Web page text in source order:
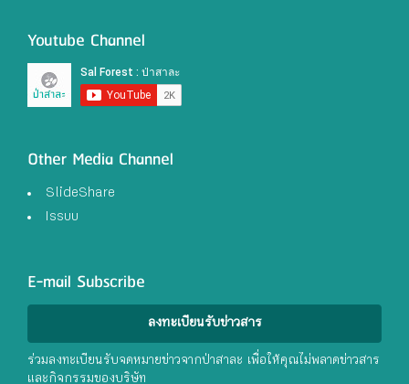
Youtube Channel
Other Media Channel
SlideShare
Issuu
E-mail Subscribe
ลงทะเบียนรับข่าวสาร
ร่วมลงทะเบียนรับจดหมายข่าวจากป่าสาละ เพื่อให้คุณไม่พลาดข่าวสาร
และกิจกรรมของบริษัท